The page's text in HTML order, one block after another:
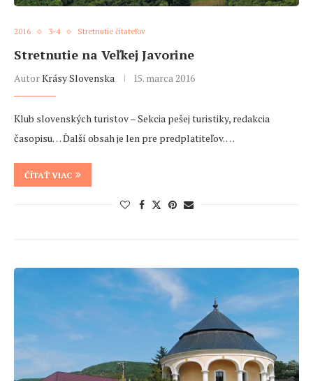
2016 3-4 Stretnutie čitateľov
Stretnutie na Veľkej Javorine
AutorKrásy Slovenska 15. marca 2016
Klub slovenských turistov – Sekcia pešej turistiky, redakcia
časopisu… Ďalší obsah je len pre predplatiteľov. …
ČÍTAŤ VIAC